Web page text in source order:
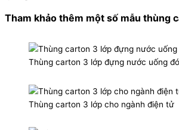
Tham khảo thêm một số mẫu thùng
Thùng carton 3 lớp đựng nước uống
Thùng carton 3 lớp cho ngành điện tử